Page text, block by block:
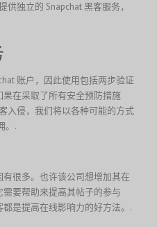
独立的 Snapchat 黑客服务，
账户，因此使用包括两步验证
在采取了所有安全预防措施
入侵，我们将以各种可能的方式
。.
很多。也许该公司想增加其在
要帮助来提高其帖子的参与
是提高在线影响力的好方法。.